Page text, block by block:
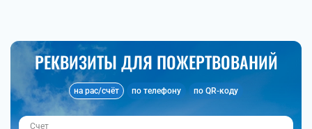
РЕКВИЗИТЫ ДЛЯ ПОЖЕРТВОВАНИЙ
на рас/счёт по телефону по QR-коду
Счет